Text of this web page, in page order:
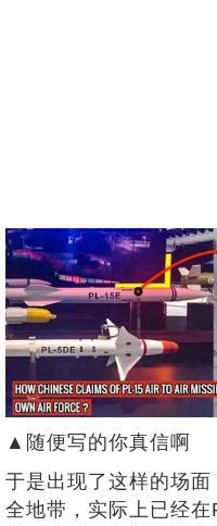
▲随便写的你真信啊
于是出现了这样的场
全地带，实际上已经